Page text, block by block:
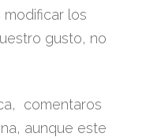
modificar los
gusto, no
comentaros
aunque este